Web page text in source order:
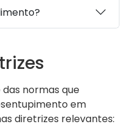
normas que
em
diretrizes relevantes: